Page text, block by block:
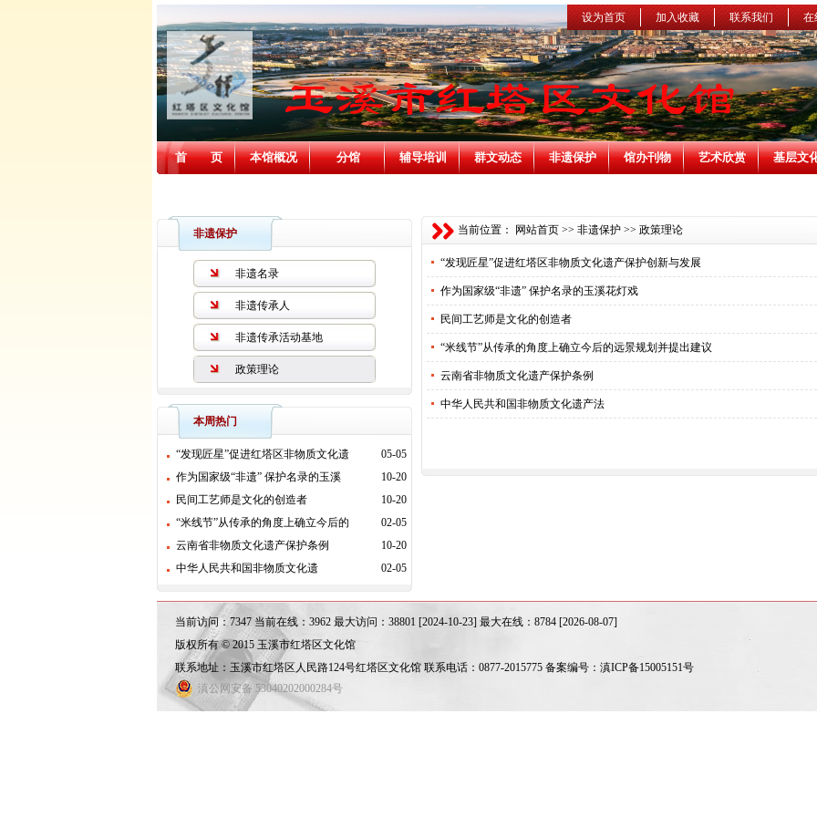
设为首页 加入收藏 联系我们 在
首 页 本馆概况 分馆 辅导培训 群文动态 非遗保护 馆办刊物 艺术欣赏 基层文
非遗保护
非遗名录
非遗传承人
非遗传承活动基地
政策理论
本周热门
“发现匠星”促进红塔区非物质文化遗
05-05
作为国家级“非遗” 保护名录的玉溪
10-20
民间工艺师是文化的创造者
10-20
“米线节”从传承的角度上确立今后的
02-05
云南省非物质文化遗产保护条例
10-20
中华人民共和国非物质文化遗
02-05
当前位置： 网站首页 >> 非遗保护 >> 政策理论
“发现匠星”促进红塔区非物质文化遗产保护创新与发展
作为国家级“非遗” 保护名录的玉溪花灯戏
民间工艺师是文化的创造者
“米线节”从传承的角度上确立今后的远景规划并提出建议
云南省非物质文化遗产保护条例
中华人民共和国非物质文化遗产法
当前访问：7347 当前在线：3962 最大访问：38801 [2024-10-23] 最大在线：8784 [2026-08-07]
版权所有 © 2015 玉溪市红塔区文化馆
联系地址：玉溪市红塔区人民路124号红塔区文化馆 联系电话：0877-2015775 备案编号： 滇ICP备15005151号
滇公网安备 53040202000284号